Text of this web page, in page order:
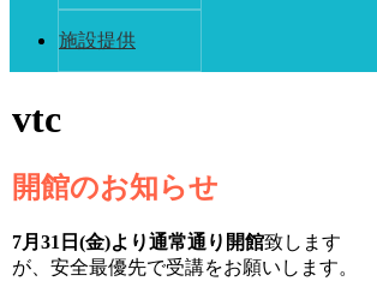
施設提供
vtc
開館のお知らせ
7月31日(金)より通常通り開館致します
が、安全最優先で受講をお願いします。